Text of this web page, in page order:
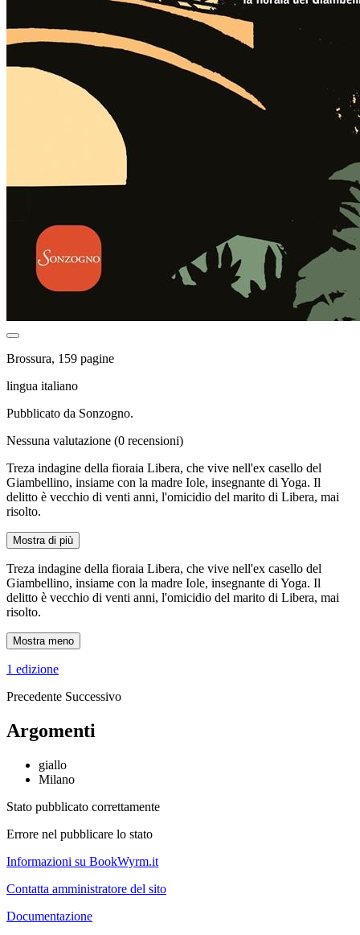
Brossura, 159 pagine
lingua italiano
Pubblicato da Sonzogno.
Nessuna valutazione (0 recensioni)
Treza indagine della fioraia Libera, che vive nell'ex casello del
Giambellino, insiame con la madre Iole, insegnante di Yoga. Il
delitto è vecchio di venti anni, l'omicidio del marito di Libera, mai
risolto.
Mostra di più
Treza indagine della fioraia Libera, che vive nell'ex casello del
Giambellino, insiame con la madre Iole, insegnante di Yoga. Il
delitto è vecchio di venti anni, l'omicidio del marito di Libera, mai
risolto.
Mostra meno
1 edizione
Precedente Successivo
Argomenti
giallo
Milano
Stato pubblicato correttamente
Errore nel pubblicare lo stato
Informazioni su BookWyrm.it
Contatta amministratore del sito
Documentazione